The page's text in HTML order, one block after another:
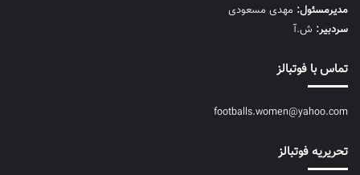
مديرمسئول: مهدی مسعودی
سردبیر: ش.آ
تماس با فوتبالز
footballs.women@yahoo.com
تحریریه فوتبالز